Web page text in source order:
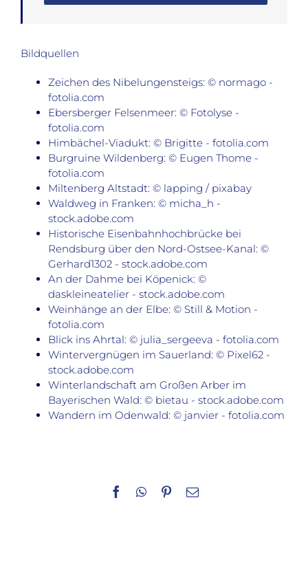
Bildquellen
Zeichen des Nibelungensteigs: © normago -
fotolia.com
Ebersberger Felsenmeer: © Fotolyse -
fotolia.com
Himbächel-Viadukt: © Brigitte - fotolia.com
Burgruine Wildenberg: © Eugen Thome -
fotolia.com
Miltenberg Altstadt: © lapping / pixabay
Waldweg in Franken: © micha_h -
stock.adobe.com
Historische Eisenbahnhochbrücke bei
Rendsburg über den Nord-Ostsee-Kanal: ©
Gerhard1302 - stock.adobe.com
An der Dahme bei Köpenick: ©
daskleineatelier - stock.adobe.com
Weinhänge an der Elbe: © Still & Motion -
fotolia.com
Blick ins Ahrtal: © julia_sergeeva - fotolia.com
Wintervergnügen im Sauerland: © Pixel62 -
stock.adobe.com
Winterlandschaft am Großen Arber im
Bayerischen Wald: © bietau - stock.adobe.com
Wandern im Odenwald: © janvier - fotolia.com
Facebook
WhatsApp
Pinterest
E-